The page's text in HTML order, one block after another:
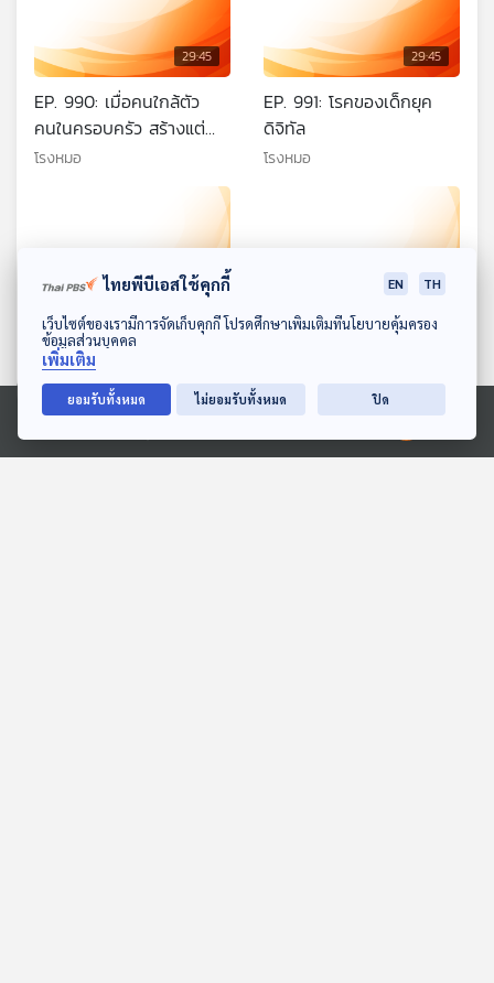
ดาวน์โหลด Thai PBS Podcast Application
Ⓒ 2020 องค์การกระจายเสียงและแพร่ภาพสาธารณะแห่งประเทศไทย
29:45
EP. 990: เมื่อคนใกล้ตัว
คนในครอบครัว สร้างแต่
เรื่อง Toxic
โรงหมอ
29:45
EP. 991: โรคของเด็กยุค
ดิจิทัล
โรงหมอ
EP. 992: เมื่อคนสูงวัยป่วย
จิตเวช สาเหตุเกิดจากอะไร
ดูแลอย่างไร
โรงหมอ
EP. 993: คุณค่าที่แตกต่าง
จากชนิดและสีของกล้วย
โรงหมอ
ไทยพีบีเอสใช้คุกกี้ EN TH
เว็บไซต์ของเรามีการจัดเก็บคุกกี้ โปรดศึกษาเพิ่มเติมที่นโยบายคุ้มครอง
ข้อมูลส่วนบุคคล
เพิ่มเติม
ยอมรับทั้งหมด ไม่ยอมรับทั้งหมด ปิด